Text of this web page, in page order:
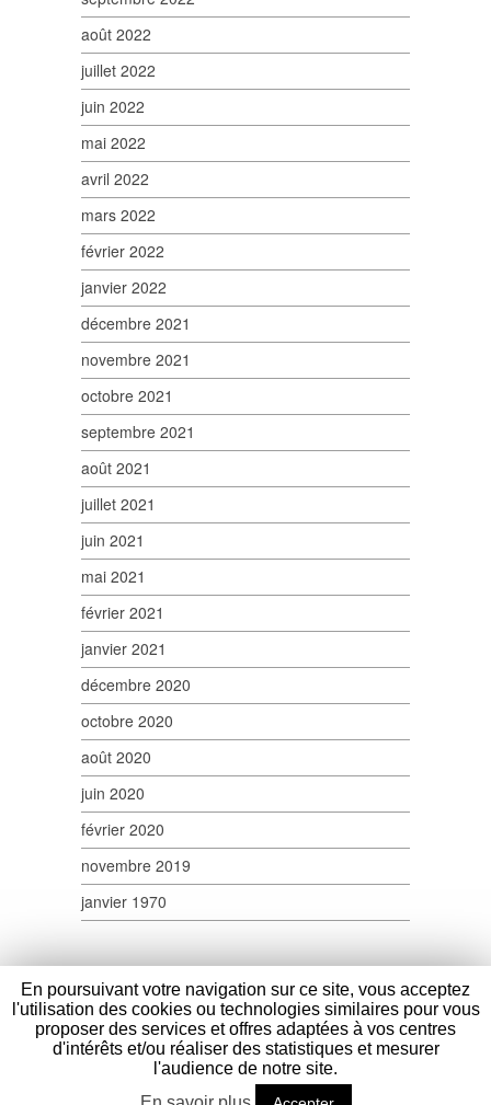
août 2022
juillet 2022
juin 2022
mai 2022
avril 2022
mars 2022
février 2022
janvier 2022
décembre 2021
novembre 2021
octobre 2021
septembre 2021
août 2021
juillet 2021
juin 2021
mai 2021
février 2021
janvier 2021
décembre 2020
octobre 2020
août 2020
juin 2020
février 2020
novembre 2019
janvier 1970
- 100 Route Nationale - 59114 Saint
Sylvestre Cappel - France - Tél : (+33) 03
En poursuivant votre navigation sur ce site, vous acceptez
l'utilisation des cookies ou technologies similaires pour vous
proposer des services et offres adaptées à vos centres
d'intérêts et/ou réaliser des statistiques et mesurer
l'audience de notre site.